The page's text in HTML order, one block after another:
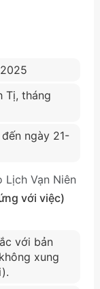
Tị, tháng
ngày 21-
Vạn Niên
với việc)
với bản
xung